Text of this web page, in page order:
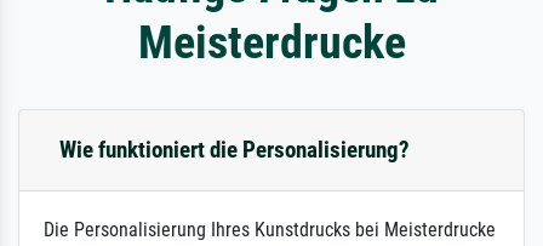
Meisterdrucke
Wie funktioniert die Personalisierung?
Die Personalisierung Ihres Kunstdrucks bei Meisterdrucke